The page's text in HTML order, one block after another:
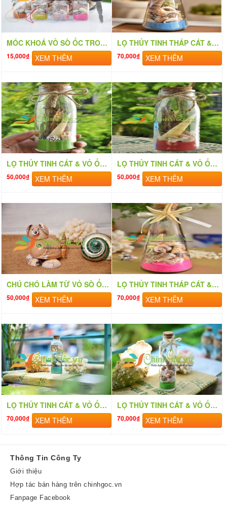
MÓC KHOÁ VỎ SÒ ỐC TRONG LỌ THỦY TINH 6×2 MK_01
15,000₫ XEM THÊM
LỌ THỦY TINH THÁP CÁT & VỎ ỐC (20×6) LC206
70,000₫ XEM THÊM
LỌ THỦY TINH CÁT & VỎ ỐC ĐỨNG (15×5) MB155_08
50,000₫ XEM THÊM
LỌ THỦY TINH CÁT & VỎ ỐC ĐỨNG (15×5) MB155_09
50,000₫ XEM THÊM
CHÚ CHÓ LÀM TỪ VỎ SÒ ỐC QLN_13
50,000₫ XEM THÊM
LỌ THỦY TINH THÁP CÁT & VỎ ỐC (20×6) LC206_07
70,000₫ XEM THÊM
LỌ THỦY TINH CÁT & VỎ ỐC ĐỨNG (20×6) LC206
70,000₫ XEM THÊM
LỌ THỦY TINH CÁT & VỎ ỐC ĐỨNG (20×6) LC206_01
70,000₫ XEM THÊM
Thông Tin Công Ty
Giới thiệu
Hợp tác bán hàng trên chinhgoc.vn
Fanpage Facebook